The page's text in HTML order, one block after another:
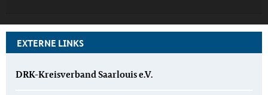
EXTERNE LINKS
DRK-Kreisverband Saarlouis e.V.